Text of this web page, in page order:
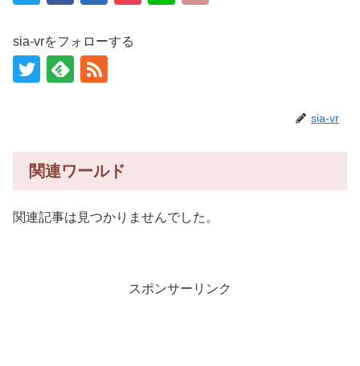
sia-vrをフォローする
sia-vr
関連ワールド
関連記事は見つかりませんでした。
スポンサーリンク